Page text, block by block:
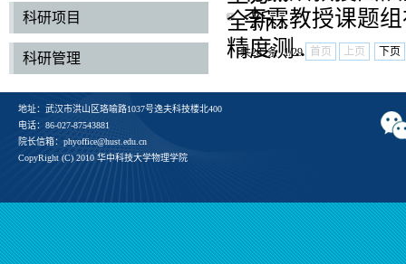
科研项目
科研管理
全新...
李霖教授课题
精度测...
共282条 1/29 首页 上页 下页
地址：武汉市洪山区珞喻路1037号逸夫科技楼北400
电话：86-027-87543881
院长信箱：phyoffice@hust.edu.cn
CopyRight (C) 2010 华中科技大学物理学院